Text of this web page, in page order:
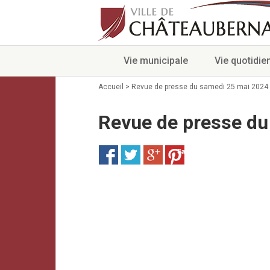
Vie municipale Vie
Accueil > Revue de presse du samedi 25 mai 2024
Revue de presse
Save